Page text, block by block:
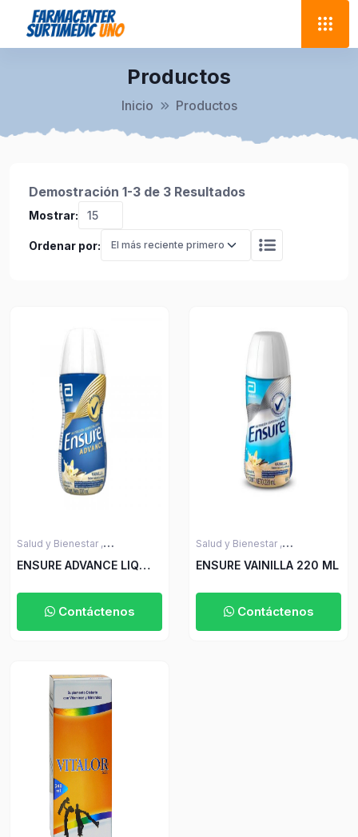
Productos
Inicio Productos
Demostración 1-3 de 3 Resultados
Mostrar:
Ordenar por:
Salud y Bienestar ,
Suplementos Especiales
ENSURE ADVANCE LIQ
Contáctenos
Salud y Bienestar ,
Suplementos Especiales
ENSURE VAINILLA 220 ML
Contáctenos